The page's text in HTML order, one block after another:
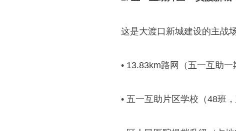
这是大渡口新城建设的主战
• 13.83km路网（五一互助
• 五一互助片区学校（48班，